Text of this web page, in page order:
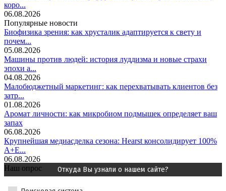
коро...
06.08.2026
Популярные новости
Биофизика зрения: как хрусталик адаптируется к свету и
почем...
05.08.2026
Машины против людей: история луддизма и новые страхи
эпохи а...
04.08.2026
Малобюджетный маркетинг: как перехватывать клиентов без
затр...
01.08.2026
Аромат личности: как микробиом подмышек определяет ваш
запах
06.08.2026
Крупнейшая медиасделка сезона: Hearst консолидирует 100%
A+E...
06.08.2026
Наш опрос
Откуда Вы узнали о нашем сайте?